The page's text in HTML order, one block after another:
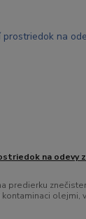
na odevy
predierku
olejmi,